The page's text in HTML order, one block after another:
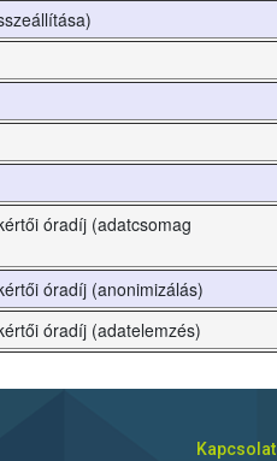
óradíj (adatcsomag
óradíj (anonimizálás)
óradíj (adatelemzés)
Kapcsolat